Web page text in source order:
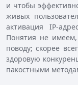
и чтобы
живых
активация IP-
Понятия не
поводу; скорее
здоровую
пакостными